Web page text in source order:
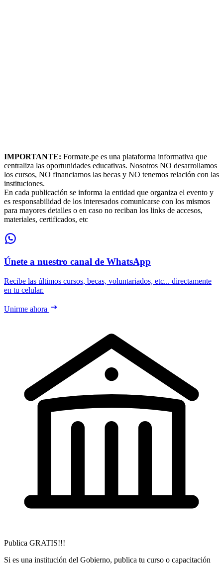
IMPORTANTE: Formate.pe es una plataforma informativa que
centraliza las oportunidades educativas. Nosotros NO desarrollamos
los cursos, NO financiamos las becas y NO tenemos relación con las
instituciones.
En cada publicación se informa la entidad que organiza el evento y
es responsabilidad de los interesados comunicarse con los mismos
para mayores detalles o en caso no reciban los links de accesos,
materiales, certificados, etc
Únete a nuestro canal de WhatsApp
Recibe las últimos cursos, becas, voluntariados, etc... directamente
en tu celular.
Unirme ahora
Publica GRATIS!!!
Si es una institución del Gobierno, publica tu curso o capacitación